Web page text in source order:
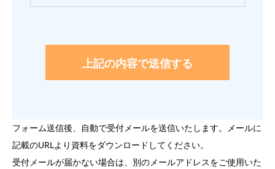
フォーム送信後、自動で受付メールを送信いたします。メールに
記載のURLより資料をダウンロードしてください。
受付メールが届かない場合は、別のメールアドレスをご使用いた